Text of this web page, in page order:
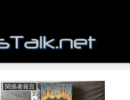
関係者発言